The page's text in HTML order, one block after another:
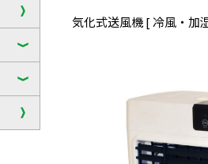
気化式送風機 [ 冷風・加